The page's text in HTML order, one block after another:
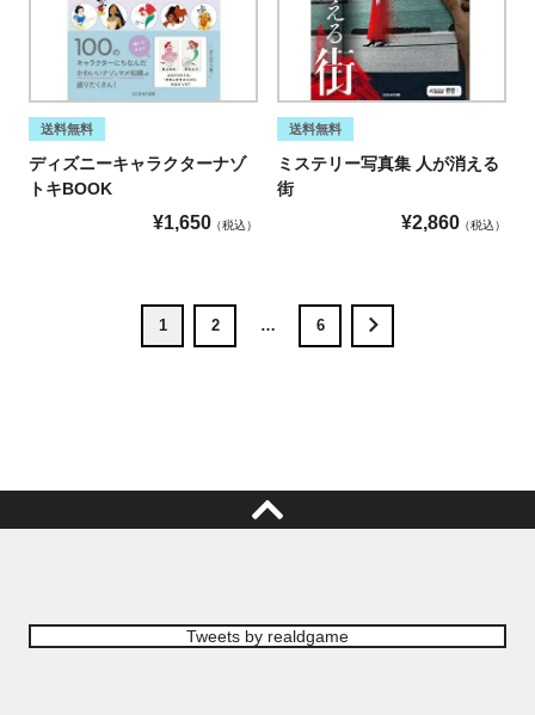
送料無料
ディズニーキャラクターナゾ
トキBOOK
¥1,650 税込
送料無料
ミステリー写真集 人が消える
街
¥2,860 税込
1 2 … 6
Tweets by realdgame